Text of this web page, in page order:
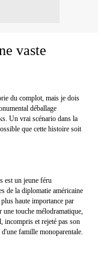
vaste
du complot, mais je dois
déballage
Un vrai scénario dans la
que cette histoire soit
est un jeune féru
de la diplomatie américaine
haute importance par
touche mélodramatique,
incompris et rejeté pas son
famille monoparentale.